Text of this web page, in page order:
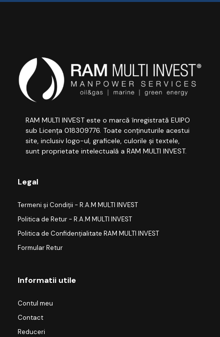
RAM MULTI INVEST este o marcă înregistrată EUIPO
sub Licența 018309776. Toate conținuturile acestui
site, inclusiv logo-ul, graficele, culorile și textele,
sunt proprietate intelectuală a RAM MULTI INVEST.
Legal
Termeni și Condiții - R.A.M MULTI INVEST
Politica de Retur - R.A.M MULTI INVEST
Politica de Confidențialitate RAM MULTI INVEST
Formular Retur
Informatii utile
Contul meu
Contact
Reduceri